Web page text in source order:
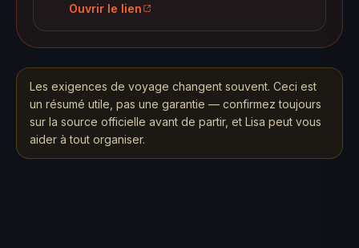
Ouvrir le lien
Les exigences de voyage changent souvent. Ceci est
un résumé utile, pas une garantie — confirmez toujours
sur la source officielle avant de partir, et Lisa peut vous
aider à tout organiser.